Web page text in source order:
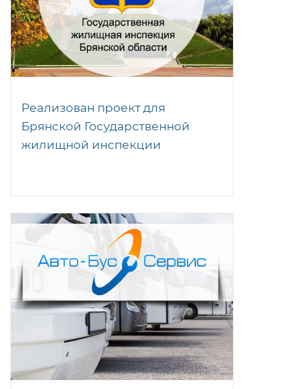
Реализован проект для
Брянской Государственной
жилищной инспекции